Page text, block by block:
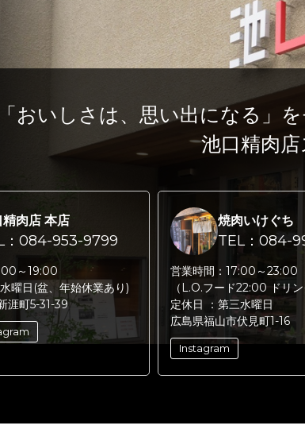
「おいしさは、思い出になる」を
池口精肉
精肉店 本店
：084-953-9799
～19:00
曜日(盆、年始休業あり)
涯町5-31-39
焼肉いけぐち
TEL：084-
営業時間： 17:00～23:00
（L.O.フード22:00 ドリン
定休日 ： 第三水曜日
広島県福山市伏見町1-16
Instagram